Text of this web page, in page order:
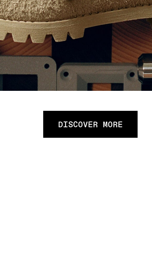
DISCOVER MORE